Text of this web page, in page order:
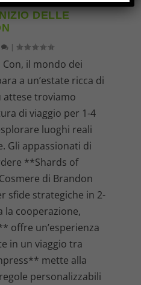
DELLE
|
Con, il mondo dei
a un’estate ricca di
attese troviamo
di viaggio per 1-4
luoghi reali
Gli appassionati di
**Shards of
di Brandon
sfide strategiche in 2-
la cooperazione,
offre un’esperienza
in un viaggio tra
mette alla
personalizzabili